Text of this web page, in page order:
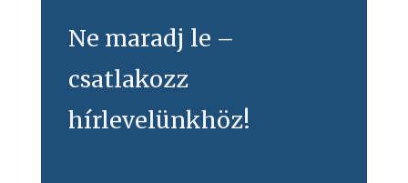
Ne maradj le –
csatlakozz
hírlevelünkhöz!